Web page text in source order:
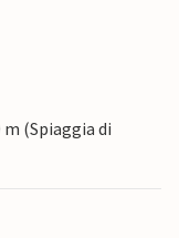
(Spiaggia di